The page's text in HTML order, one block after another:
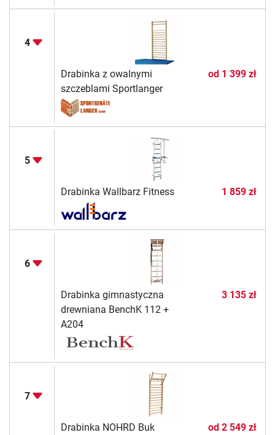
4
Drabinka z owalnymi
szczeblami Sportlanger
od 1 399 zł
5
Drabinka Wallbarz Fitness 1 859 zł
6
Drabinka gimnastyczna
drewniana BenchK 112 +
A204
3 135 zł
7
Drabinka NOHRD Buk od 2 549 zł